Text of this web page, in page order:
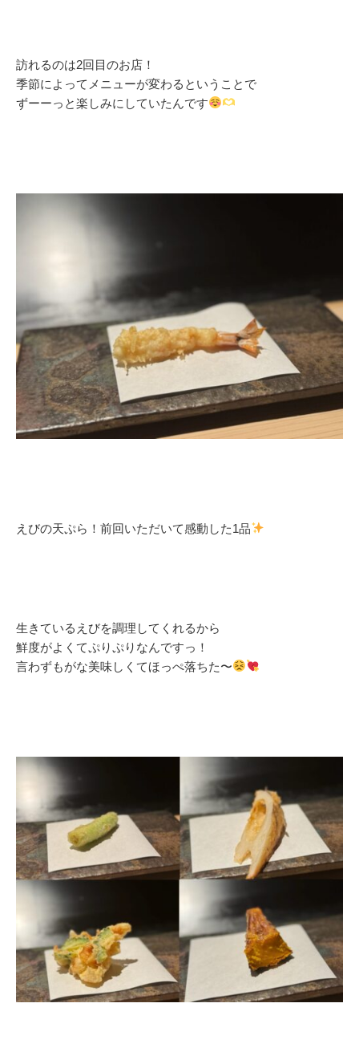
訪れるのは2回目のお店！
季節によってメニューが変わるということで
ずーーっと楽しみにしていたんです
えびの天ぷら！前回いただいて感動した1品
生きているえびを調理してくれるから
鮮度がよくてぷりぷりなんですっ！
言わずもがな美味しくてほっぺ落ちた〜